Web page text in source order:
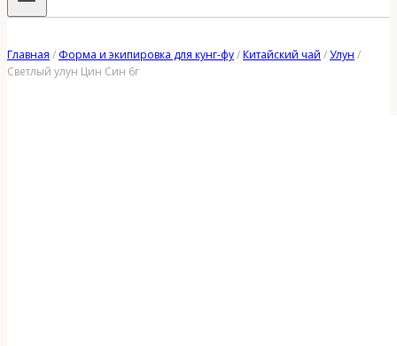
Главная / Форма и экипировка для кунг-фу/Китайский чай /Улун /
Светлый улун Цин Син 6г